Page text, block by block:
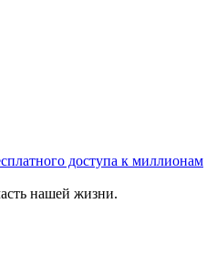
доступа к миллионам
нашей жизни.